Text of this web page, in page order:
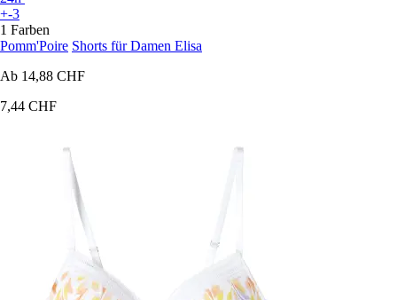
+-3
1 Farben
Pomm'Poire Shorts für Damen Elisa
Ab 14,88 CHF
7,44 CHF